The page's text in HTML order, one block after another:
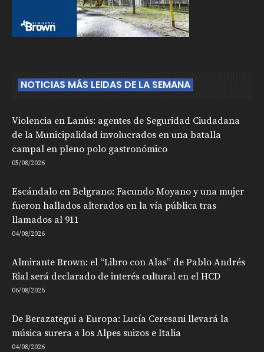
NOTICIAS MÁS LEIDAS DE LA SEMANA
Violencia en Lanús: agentes de Seguridad Ciudadana
de la Municipalidad involucrados en una batalla
campal en pleno polo gastronómico
05/08/2026
Escándalo en Belgrano: Facundo Moyano y una mujer
fueron hallados alterados en la vía pública tras
llamados al 911
04/08/2026
Almirante Brown: el “Libro con Alas” de Pablo Andrés
Rial será declarado de interés cultural en el HCD
06/08/2026
De Berazategui a Europa: Lucía Ceresani llevará la
música surera a los Alpes suizos e Italia
04/08/2026